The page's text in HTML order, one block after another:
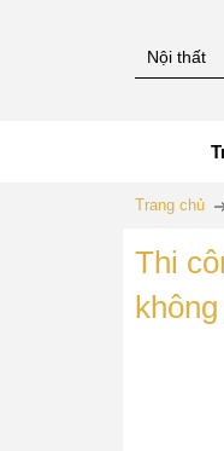
Trang chủ
Thi